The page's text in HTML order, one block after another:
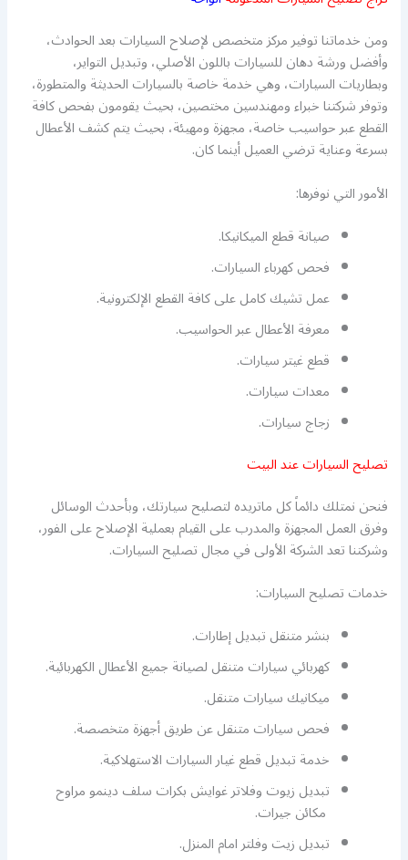
ومن خدماتنا توفير مركز متخصص لإصلاح السيارات بعد الحوادث،
وأفضل ورشة دهان للسيارات باللون الأصلي، وتبديل التواير،
وبطاريات السيارات، وهي خدمة خاصة بالسيارات الحديثة والمتطورة،
وتوفر شركتنا خبراء ومهندسين مختصين، بحيث يقومون بفحص كافة
القطع عبر حواسيب خاصة، مجهزة ومهيئة، بحيث يتم كشف الأعطال
بسرعة وعناية ترضي العميل أينما كان.
الأمور التي نوفرها:
صيانة قطع الميكانيكا.
فحص كهرباء السيارات.
عمل تشيك كامل على كافة القطع الإلكترونية.
معرفة الأعطال عبر الحواسيب.
قطع غيتر سيارات.
معدات سيارات.
زجاج سيارات.
تصليح السيارات عند البيت
فنحن نمتلك دائماً كل ماتريده لتصليح سيارتك، وبأحدث الوسائل
وفرق العمل المجهزة والمدرب على القيام بعملية الإصلاح على الفور،
وشركتنا تعد الشركة الأولى في مجال تصليح السيارات.
خدمات تصليح السيارات:
بنشر متنقل تبديل إطارات.
كهربائي سيارات متنقل لصيانة جميع الأعطال الكهربائية.
ميكانيك سيارات متنقل.
فحص سيارات متنقل عن طريق أجهزة متخصصة.
خدمة تبديل قطع غيار السيارات الاستهلاكية.
تبديل زيوت وفلاتر غوايش بكرات سلف دينمو مراوح
مكائن جيرات.
تبديل زيت وفلتر امام المنزل.